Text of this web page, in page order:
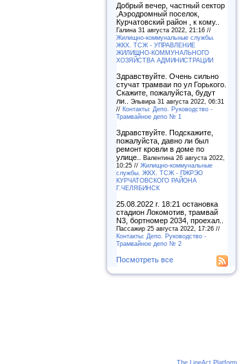
Добрый вечер, частный сектор
,Аэродромный поселок,
Курчатовский район , к кому..
Галина 31 августа 2022, 21:16 //
Жилищно-коммунальные службы.
ЖКХ. ТСЖ - УПРАВЛЕНИЕ
ЖИЛИЩНО-КОММУНАЛЬНОГО
ХОЗЯЙСТВА АДМИНИСТРАЦИИ
Здравствуйте. Очень сильно
стучат трамваи по ул Горького.
Скажите, пожалуйста, будут
ли.. Эльвира 31 августа 2022, 06:31
// Контакты: Депо. Руководство -
Трамвайное депо № 1
Здравствуйте. Подскажите,
пожалуйста, давно ли был
ремонт кровли в доме по
улице.. Валентина 26 августа 2022,
10:25 // Жилищно-коммунальные
службы. ЖКХ. ТСЖ - ПЖРЭО
КУРЧАТОВСКОГО РАЙОНА
Г.ЧЕЛЯБИНСК
25.08.2022 г. 18:21 остановка
стадион Локомотив, трамвай
N3, бортномер 2034, проехал..
Пассажир 25 августа 2022, 17:26 //
Контакты: Депо. Руководство -
Трамвайное депо № 2
Посмотреть все
The LineAct Platform